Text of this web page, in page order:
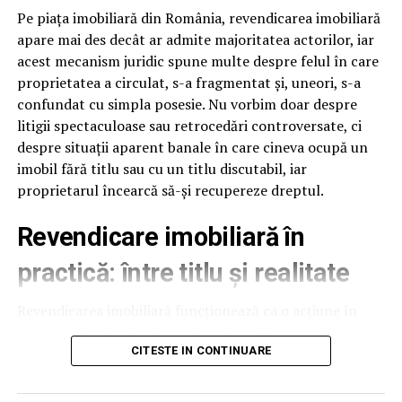
Suprafetele delicate includ lentilele camerelor, senzorii,
plasticul negru lucios si zonele cu vopsea mata. Spuma
buna are pH neutru sau usor alcalin si nu ataca aceste
suprafete. Jetul de clatire trebuie sa fie la presiune
medie, nu maxima, pentru a nu forta apa sub capace.
Foloseste duze evazate la clatire, care distribuie apa
uniform, fara presiune directionata. Aceste setari sunt
usor de implementat si reduc semnificativ riscul de
reclamatii pe caroserie delicata.
Viteza programului in regim
touchless
minut, ceara optionala 30 secunde. Fata de un program
rapid. La 150 masini pe zi, acest lucru inseamna 75-100
Pe piața imobiliară din România, revendicarea imobiliară
apare mai des decât ar admite majoritatea actorilor, iar
acest mecanism juridic spune multe despre felul în care
proprietatea a circulat, s-a fragmentat și, uneori, s-a
confundat cu simpla posesie. Nu vorbim doar despre
litigii spectaculoase sau retrocedări controversate, ci
despre situații aparent banale în care cineva ocupă un
imobil fără titlu sau cu un titlu discutabil, iar
proprietarul încearcă să-și recupereze dreptul.
Revendicare imobiliară în
practică: între titlu și realitate
justiție prin care proprietarul neposesor solicită
restituirea bunului de la posesorul neproprietar. Simplu
CITESTE IN CONTINUARE